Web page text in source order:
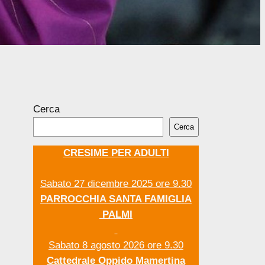
Cerca
Cerca
CRESIME PER ADULTI
Sabato 27 dicembre 2025 ore 9.30
PARROCCHIA SANTA FAMIGLIA
PALMI
Sabato 8 agosto 2026 ore 9.30
Cattedrale Oppido Mamertina